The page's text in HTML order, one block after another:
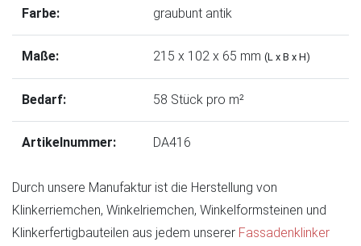
Farbe: graubunt antik
Maße: 215 x 102 x 65 mm (L x B x H)
Bedarf: 58 Stück pro m²
Artikelnummer: DA416
Durch unsere Manufaktur ist die Herstellung von
Klinkerriemchen, Winkelriemchen, Winkelformsteinen und
Klinkerfertigbauteilen aus jedem unserer Fassadenklinker